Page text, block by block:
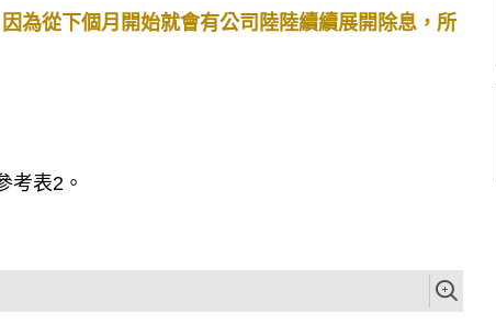
為從下個月開始就會有公司陸陸續續展開除息，所
考表2。